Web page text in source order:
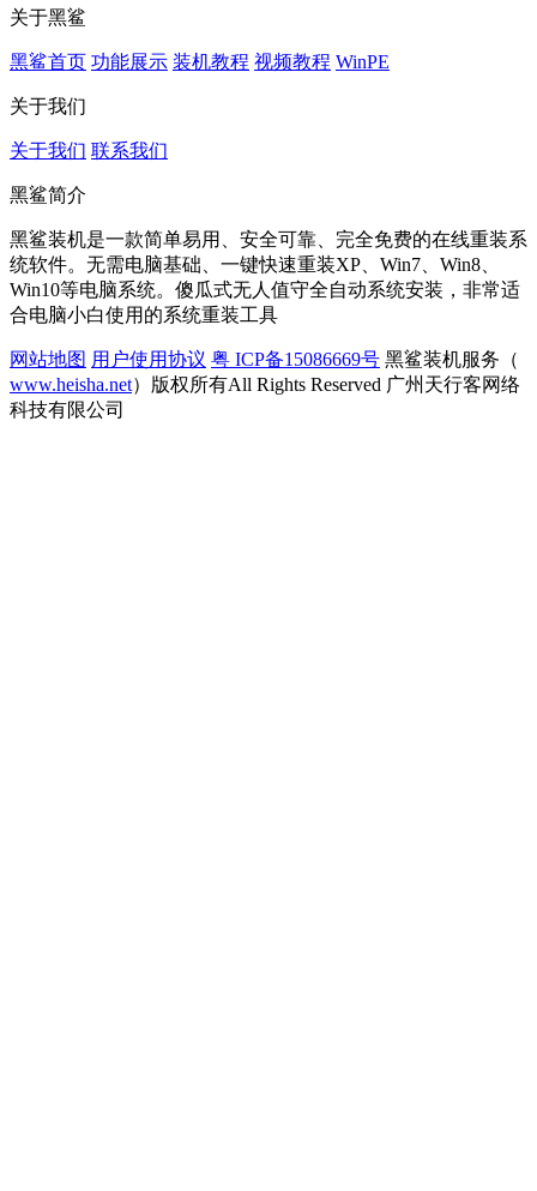
关于黑鲨
黑鲨首页 功能展示 装机教程 视频教程 WinPE
关于我们
关于我们 联系我们
黑鲨简介
黑鲨装机是一款简单易用、安全可靠、完全免费的在线重装系
统软件。无需电脑基础、一键快速重装XP、Win7、Win8、
Win10等电脑系统。傻瓜式无人值守全自动系统安装，非常适
合电脑小白使用的系统重装工具
网站地图 用户使用协议 粤 ICP备15086669号 黑鲨装机服务（
www.heisha.net）版权所有All Rights Reserved 广州天行客网络
科技有限公司